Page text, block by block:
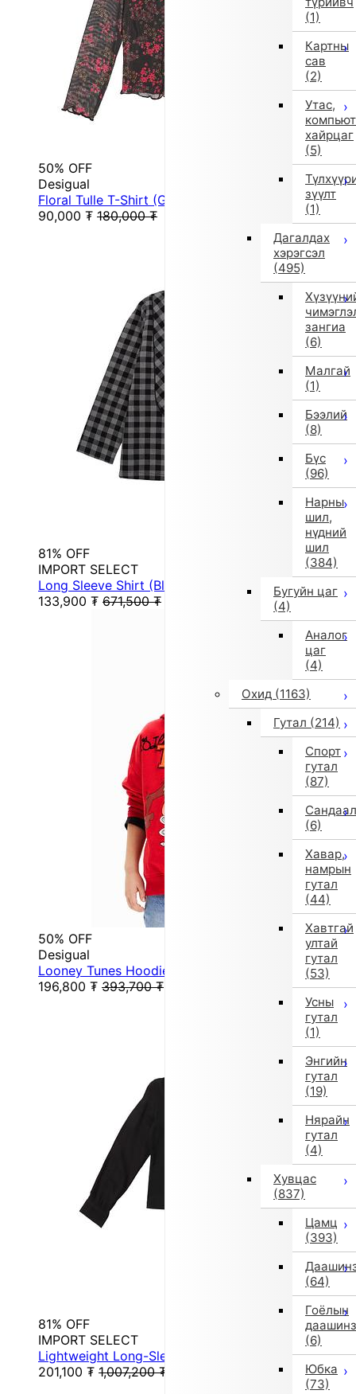
(1)
Картны
сав
(2)
Утас,
хайрцаг
(5)
зүүлт
(1)
Дагалдах
хэрэгсэл
(495)
зангиа
(6)
Малгай
(1)
Бээлий
(8)
Бүс
(96)
Нарны
шил,
нүдний
шил
(384)
Бугуйн цаг
(4)
Аналог
цаг
(4)
Охид (1163)
Гутал (214)
Спорт
гутал
(87)
Сандаал
(6)
Хавар,
намрын
гутал
(44)
Хавтгай
ултай
гутал
(53)
Усны
гутал
(1)
Энгийн
гутал
(19)
Нярайн
гутал
(4)
Хувцас
(837)
Цамц
(393)
(64)
Гоёлын
даашинз
(6)
Юбка
(73)
50% OFF
Desigual
Floral Tulle T-Shirt (Gray/Black)
90,000 ₮ 180,000 ₮
81% OFF
IMPORT SELECT
Long Sleeve Shirt (Black)
133,900 ₮ 671,500 ₮
50% OFF
Desigual
Looney Tunes Hoodie (Pink/Red)
196,800 ₮ 393,700 ₮
81% OFF
IMPORT SELECT
Lightweight Long-Sleeve Cut-and-Sew Top (Black)
201,100 ₮ 1,007,200 ₮